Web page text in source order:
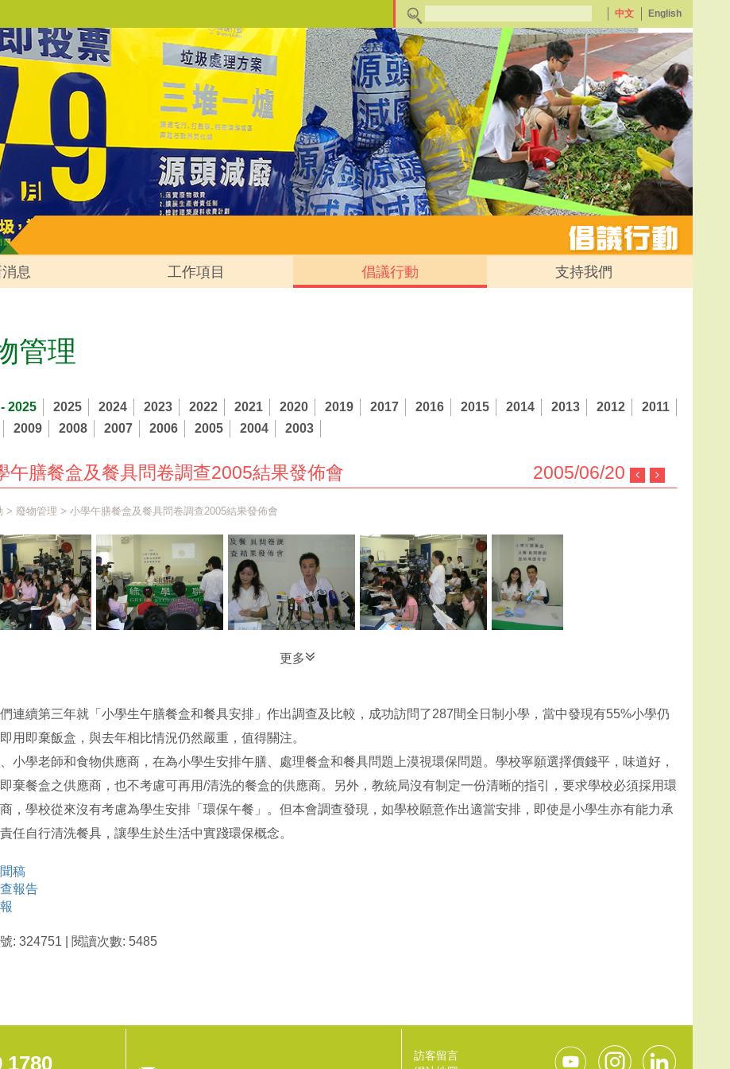
中文 English
息 工作項目 倡議行動 支持我們
管理
2025 2025 2024 2023 2022 2021 2020 2019 2017 2016 2015 2014 2013 2012
2011
2009 2008 2007 2006 2005 2004 2003
午膳餐盒及餐具問卷調查2005結果發佈會 2005/06/20
> 廢物管理 > 小學午膳餐盒及餐具問卷調查2005結果發佈會
更多
續第三年就「小學生午膳餐盒和餐具安排」作出調查及比較，成功訪問了287間全日制小學，當中發現有55%小學仍
用即棄飯盒，與去年相比情況仍然嚴重，值得關注。
小學老師和食物供應商，在為小學生安排午膳、處理餐盒和餐具問題上漠視環保問題。學校寧願選擇價錢平，味道好，
棄餐盒之供應商，也不考慮可再用/清洗的餐盒的供應商。另外，教統局沒有制定一份清晰的指引，要求學校必須採用環
，學校從來沒有考慮為學生安排「環保午餐」。但本會調查發現，如學校願意作出適當安排，即使是小學生亦有能力承
任自行清洗餐具，讓學生於生活中實踐環保概念。
稿
報告
: 324751 | 閱讀次數: 5485
1780
訪客留言